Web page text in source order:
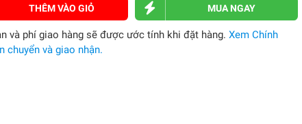
THÊM VÀO GIỎ MUA NGAY
và phí giao hàng sẽ được ước tính khi đặt hàng.Xem Chính
chuyển và giao nhận.